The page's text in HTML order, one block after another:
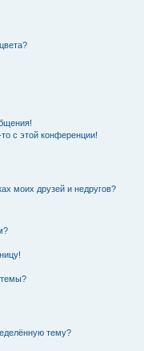
с этой конференции!
моих друзей и недругов?
тему?